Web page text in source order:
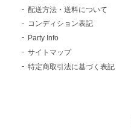
配送方法・送料について
コンディション表記
Party Info
サイトマップ
特定商取引法に基づく表記